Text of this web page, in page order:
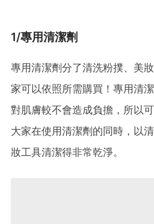
1/專用清潔劑
專用清潔劑分了清洗粉撲、美
家可以依照所需購買！專用清
對肌膚較不會造成負擔，所以
大家在使用清潔劑的同時，以
妝工具清潔得非常乾淨。